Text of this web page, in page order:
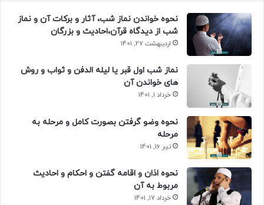
نحوه خواندن نماز شب، آثار و برکات آن و نماز
شب از دیدگاه قرآن،احادیث و بزرگان
اردیبهشت 27, 1401
نماز شب اول قبر یا لیله الدفن و ثواب و روش
های خواندن آن
خرداد 1, 1401
نحوه وضو گرفتن بصورت کامل و مرحله به
مرحله
تیر 16, 1401
نحوه اذان و اقامه گفتن و احکام و احادیث
مربوط به آن
خرداد 17, 1401